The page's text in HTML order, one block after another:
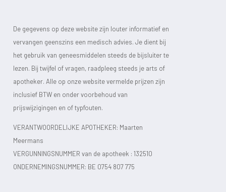
De gegevens op deze website zijn louter informatief en
vervangen geenszins een medisch advies. Je dient bij
het gebruik van geneesmiddelen steeds de bijsluiter te
lezen. Bij twijfel of vragen, raadpleeg steeds je arts of
apotheker. Alle op onze website vermelde prijzen zijn
inclusief BTW en onder voorbehoud van
prijswijzigingen en of typfouten.
VERANTWOORDELIJKE APOTHEKER: Maarten
Meermans
VERGUNNINGSNUMMER van de apotheek : 132510
ONDERNEMINGSNUMMER: BE 0754 807 775